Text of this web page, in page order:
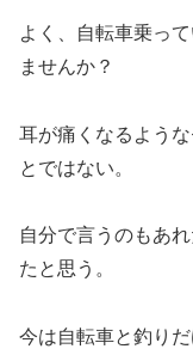
よく、自転車乗っ
ませんか？
耳が痛くなるよう
とではない。
自分で言うのもあ
たと思う。
今は自転車と釣り